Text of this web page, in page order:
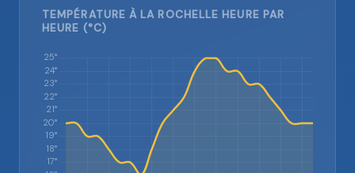
TEMPÉRATURE À LA ROCHELLE HEURE PAR
HEURE (°C)